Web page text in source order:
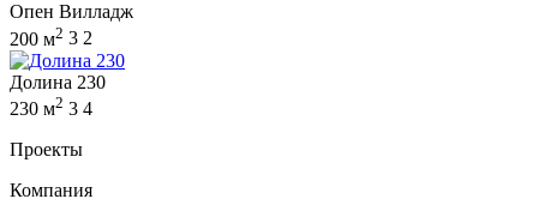
Опен Вилладж
200 м2 3 2
Долина 230
230 м2 3 4
Проекты
Компания